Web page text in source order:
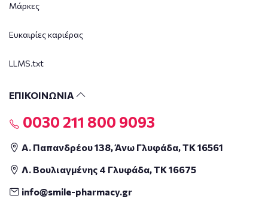
Μάρκες
Ευκαιρίες καριέρας
LLMS.txt
ΕΠΙΚΟΙΝΩΝΙΑ
0030 211 800 9093
Α. Παπανδρέου 138, Άνω Γλυφάδα, ΤΚ 16561
Λ. Βουλιαγμένης 4 Γλυφάδα, ΤΚ 16675
info@smile-pharmacy.gr